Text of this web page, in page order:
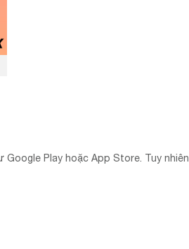
Play hoặc App Store. Tuy nhiên,